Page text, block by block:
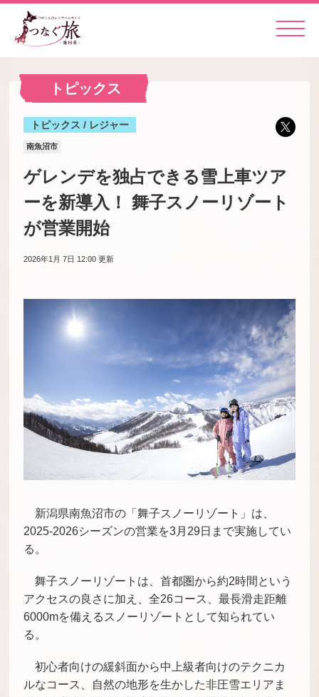
トピックス
トピックス / レジャー
南魚沼市
ゲレンデを独占できる雪上車ツア
ーを新導入！ 舞子スノーリゾート
が営業開始
2026年1月 7日 12:00 更新
新潟県南魚沼市の「舞子スノーリゾート」は、
2025-2026シーズンの営業を3月29日まで実施してい
る。
舞子スノーリゾートは、首都圏から約2時間という
アクセスの良さに加え、全26コース、最長滑走距離
6000mを備えるスノーリゾートとして知られてい
る。
初心者向けの緩斜面から中上級者向けのテクニカ
ルなコース、自然の地形を生かした非圧雪エリアま